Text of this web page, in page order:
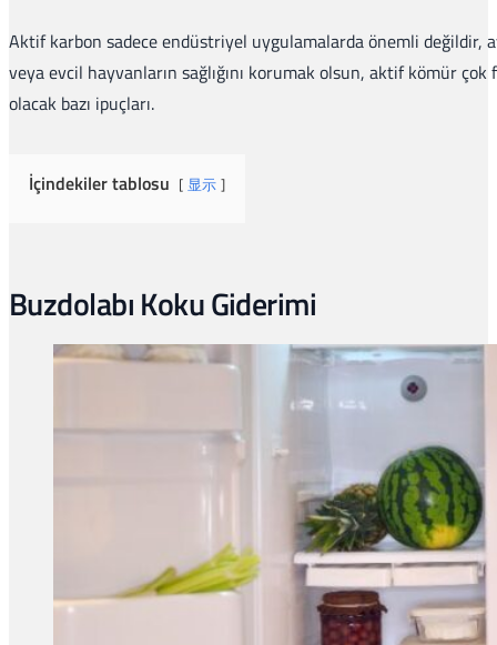
Aktif karbon sadece endüstriyel uygulamalarda önemli değildir,
veya evcil hayvanların sağlığını korumak olsun, aktif kömür
olacak bazı ipuçları.
İçindekiler tablosu 显示
Buzdolabı Koku Giderimi